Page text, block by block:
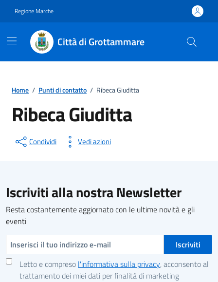
Regione Marche
Città di Grottammare
Home / Punti di contatto / Ribeca Giuditta
Ribeca Giuditta
Condividi Vedi azioni
Iscriviti alla nostra Newsletter
Resta costantemente aggiornato con le ultime novità e gli
eventi
Indirizzo e-mail
Letto e compreso l'informativa sulla privacy, acconsento al
trattamento dei miei dati per finalità di marketing